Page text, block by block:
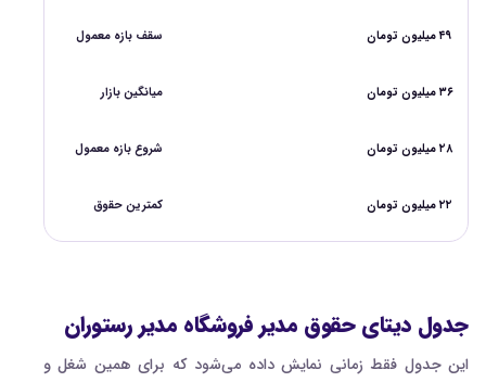
سقف بازه معمول ۴۹ میلیون تومان
میانگین بازار ۳۶ میلیون تومان
شروع بازه معمول ۲۸ میلیون تومان
کمترین حقوق ۲۲ میلیون تومان
جدول دیتای حقوق مدیر فروشگاه مدیر رستوران
این جدول فقط زمانی نمایش داده می‌شود که برای همین شغل و